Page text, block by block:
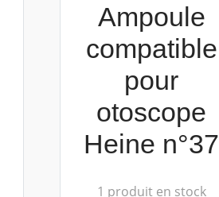
Ampoule
compatible
pour
otoscope
Heine n°37
1 produit en stock